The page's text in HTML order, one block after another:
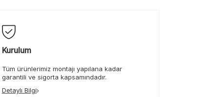
Kurulum
Tüm ürünlerimiz montajı yapılana kadar
garantili ve sigorta kapsamındadır.
Detaylı Bilgi